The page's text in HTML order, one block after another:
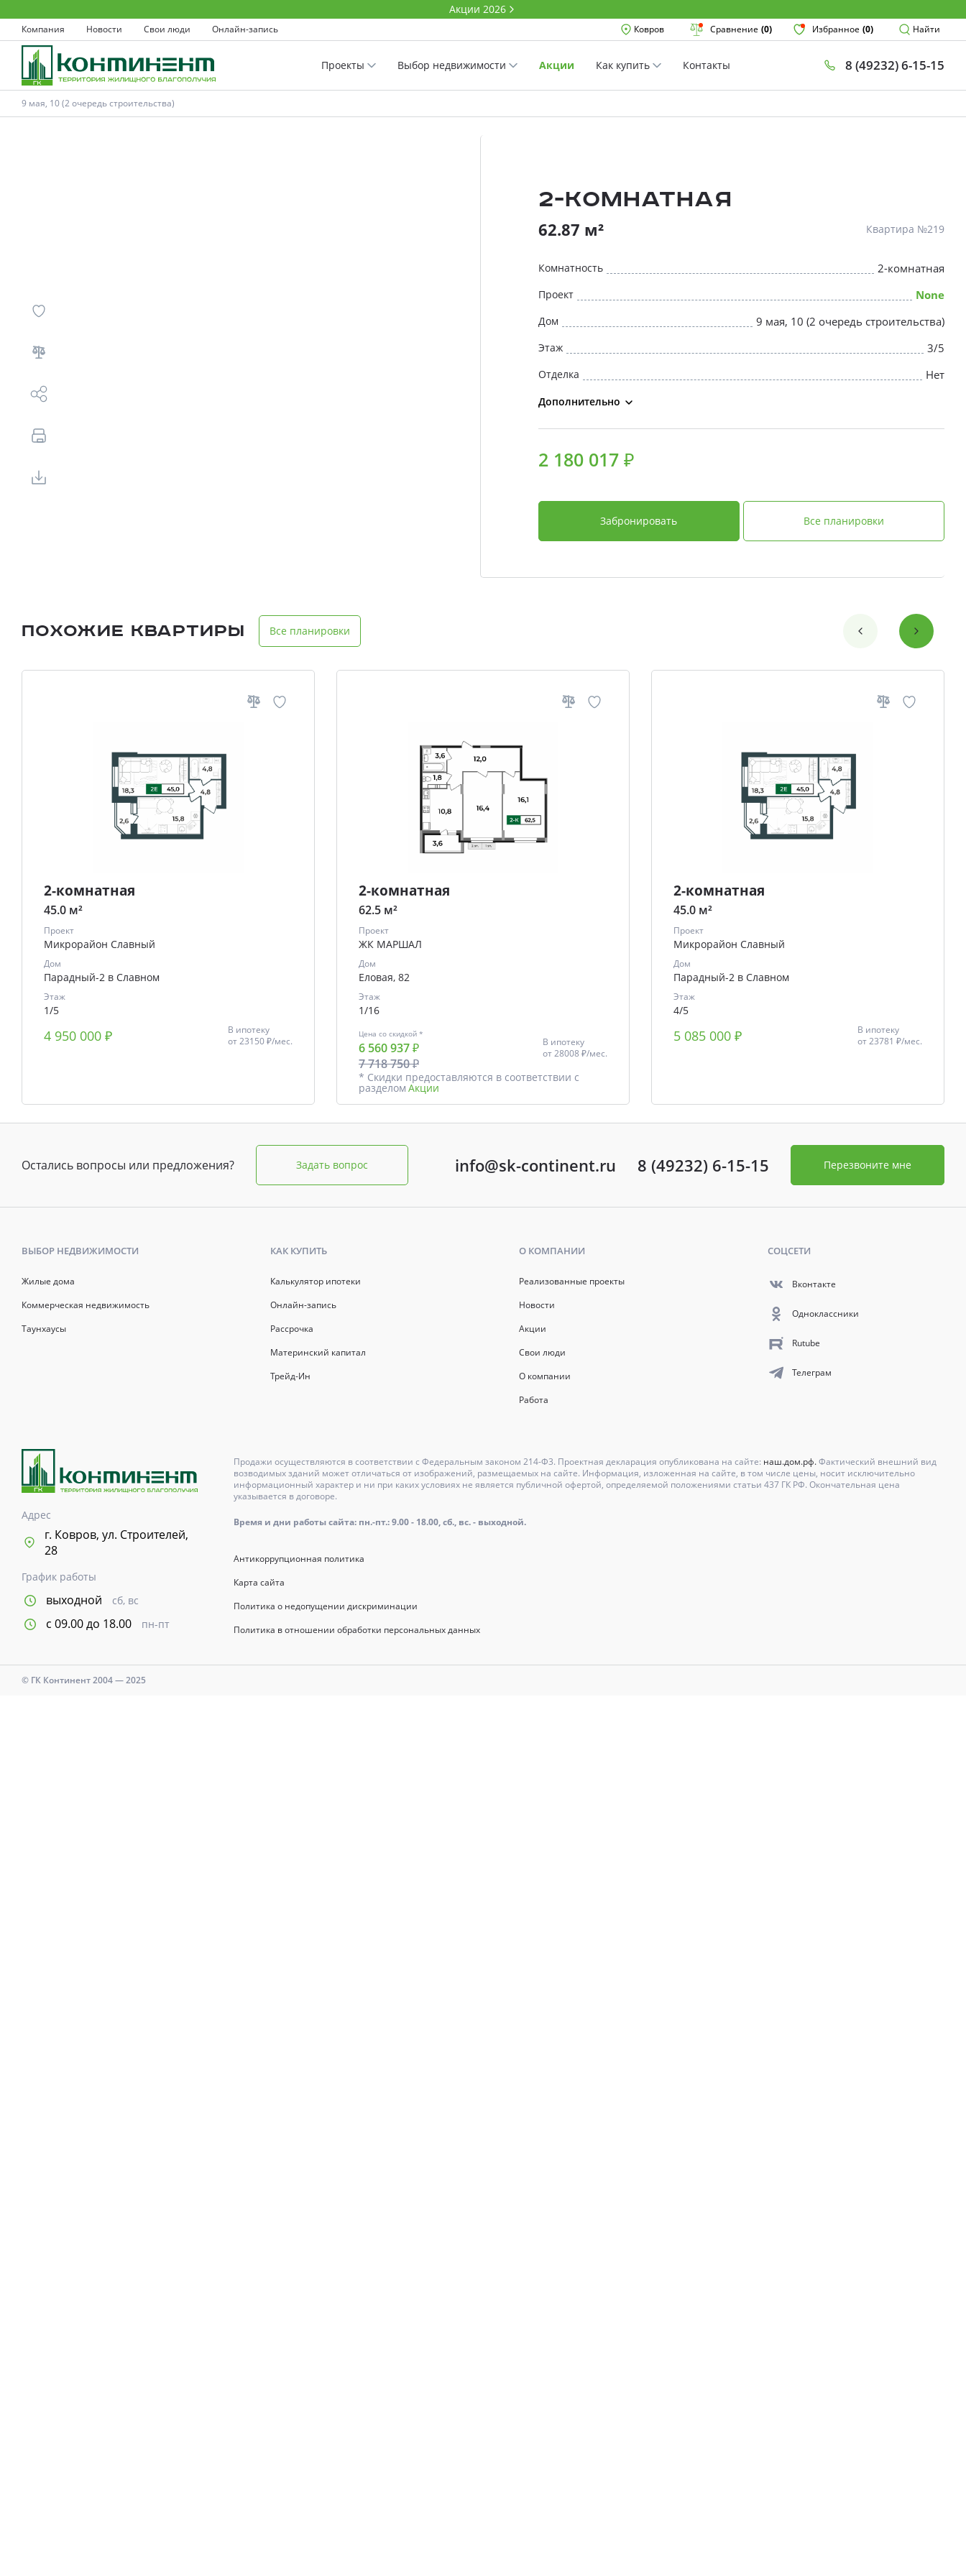
Акции 2026
Компания Новости Свои люди Онлайн-запись Ковров Сравнение (0) Избранное (0) Найти
Проекты Выбор недвижимости Акции Как купить Контакты 8 (49232) 6-15-15
×
Новости
Выбор недвижимости
О компании
9 мая, 10 (2 очередь строительства)
Поиск
2-комнатная
62.87 м² Квартира №219
Комнатность 2-комнатная
Проект None
Дом 9 мая, 10 (2 очередь строительства)
Этаж 3/5
Отделка Нет
Дополнительно
2 180 017 ₽
Забронировать Все планировки
* Скидки предоставляются в
Похожие квартиры Все планировки
2-комнатная
45.0 м²
Проект
Микрорайон Славный
Дом
Парадный-2 в Славном
Этаж
1/5
4 950 000 ₽
В ипотеку
от23150 ₽/мес.
2-комнатная
62.5 м²
Проект
ЖК МАРШАЛ
Дом
Еловая, 82
Этаж
1/16
Цена со скидкой *
6 560 937 ₽
7 718 750 ₽
В ипотеку
от28008 ₽/мес.
* Скидки предоставляются в соответствии с
разделом Акции
2-комнатная
45.0 м²
Проект
Микрорайон Славный
Дом
Парадный-2 в Славном
Этаж
4/5
5 085 000 ₽
В ипотеку
от23781 ₽/мес.
Остались вопросы или предложения? Задать вопрос info@sk-continent.ru 8 (49232) 6-15-15 Перезвоните мне
ВЫБОР НЕДВИЖИМОСТИ
Жилые дома
Коммерческая недвижимость
Таунхаусы
КАК КУПИТЬ
Калькулятор ипотеки
Онлайн-запись
Рассрочка
Материнский капитал
Трейд-Ин
О КОМПАНИИ
Реализованные проекты
Новости
Акции
Свои люди
О компании
Работа
СОЦСЕТИ
Вконтакте
Одноклассники
Rutube
Телеграм
Адрес
г. Ковров, ул. Строителей,
28
График работы
выходной сб, вс
с 09.00 до 18.00 пн-пт
Продажи осуществляются в соответствии с Федеральным законом 214-Ф3. Проектная декларация опубликована на сайте: наш.дом.рф.Фактический внешний вид
возводимых зданий может отличаться от изображений, размещаемых на сайте. Информация, изложенная на сайте, в том числе цены, носит исключительно
информационный характер и ни при каких условиях не является публичной офертой, определяемой положениями статьи 437 ГК РФ. Окончательная цена
указывается в договоре.
Время и дни работы сайта: пн.-пт.: 9.00 - 18.00, сб., вс. - выходной.
Антикоррупционная политика
Карта сайта
Политика о недопущении дискриминации
Политика в отношении обработки персональных данных
© ГК Континент 2004 — 2025